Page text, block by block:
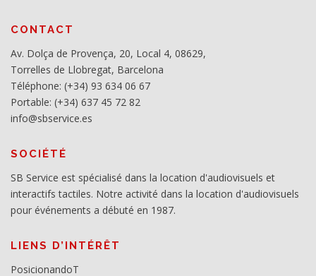
CONTACT
Av. Dolça de Provença, 20, Local 4, 08629,
Torrelles de Llobregat, Barcelona
Téléphone: (+34) 93 634 06 67
Portable: (+34) 637 45 72 82
info@sbservice.es
SOCIÉTÉ
SB Service est spécialisé dans la location d'audiovisuels et
interactifs tactiles. Notre activité dans la location d'audiovisuels
pour événements a débuté en 1987.
LIENS D’INTÉRÊT
PosicionandoT